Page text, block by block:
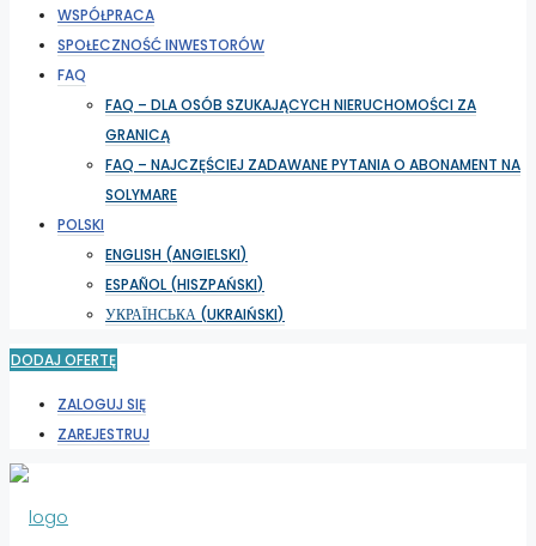
WSPÓŁPRACA
SPOŁECZNOŚĆ INWESTORÓW
FAQ
FAQ – DLA OSÓB SZUKAJĄCYCH NIERUCHOMOŚCI ZA
GRANICĄ
FAQ – NAJCZĘŚCIEJ ZADAWANE PYTANIA O ABONAMENT NA
SOLYMARE
POLSKI
ENGLISH (ANGIELSKI)
ESPAÑOL (HISZPAŃSKI)
УКРАЇНСЬКА (UKRAIŃSKI)
DODAJ OFERTĘ
ZALOGUJ SIĘ
ZAREJESTRUJ